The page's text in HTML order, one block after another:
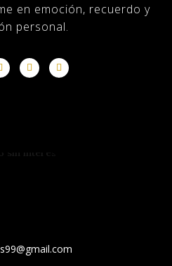
en emoción, recuerdo y
personal.